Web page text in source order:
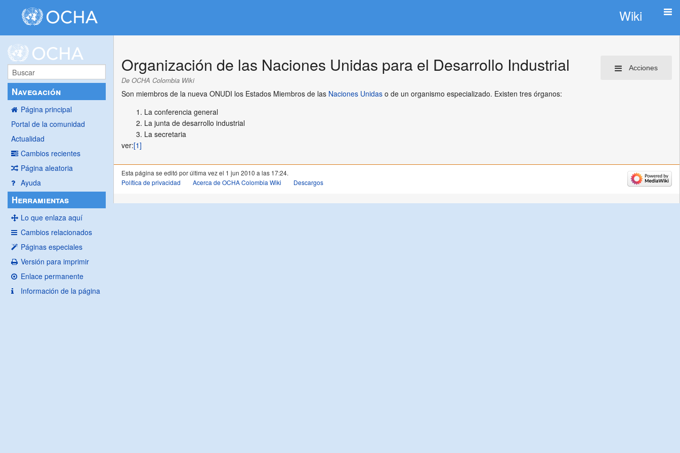
Wiki
Navegación
Página principal
Portal de la comunidad
Actualidad
Cambios recientes
Página aleatoria
Ayuda
Herramientas
Lo que enlaza aquí
Cambios relacionados
Páginas especiales
Versión para imprimir
Enlace permanente
Información de la página
Acciones
Organización de las Naciones Unidas para el Desarrollo Industrial
De OCHA Colombia Wiki
Son miembros de la nueva ONUDI los Estados Miembros de las Naciones Unidas o de un organismo especializado. Existen tres órganos:
La conferencia general
La junta de desarrollo industrial
La secretaria
ver:[1]
Esta página se editó por última vez el 1 jun 2010 a las 17:24.
Política de privacidad
Acerca de OCHA Colombia Wiki Descargos